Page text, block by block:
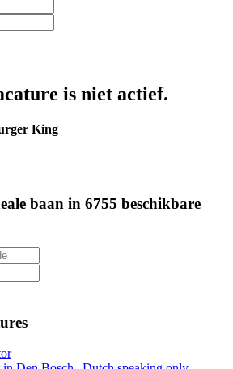
is niet actief.
King
baan in 6755 beschikbare